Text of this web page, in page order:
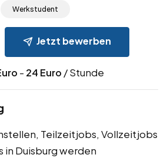
Werkstudent
Jetzt bewerben
- 24 Euro / Stunde
Teilzeitjobs, Vollzeitjobs
Duisburg werden